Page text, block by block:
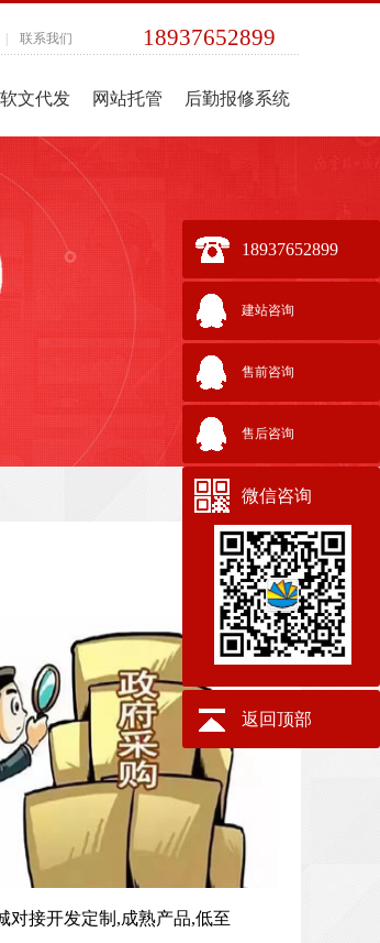
联系我们 18937652899
软文代发 网站托管 后勤报修系统
接开发定制,成熟产品,低至8000元起
对接开发定制,成熟产品,低至
18937652899
建站咨询
售前咨询
售后咨询
微信咨询
返回顶部